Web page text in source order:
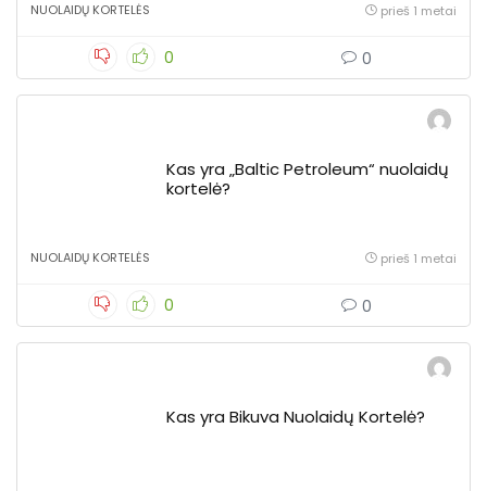
NUOLAIDŲ KORTELĖS prieš 1 metai
0 0
Kas yra „Baltic Petroleum“ nuolaidų
kortelė?
NUOLAIDŲ KORTELĖS prieš 1 metai
0 0
Kas yra Bikuva Nuolaidų Kortelė?